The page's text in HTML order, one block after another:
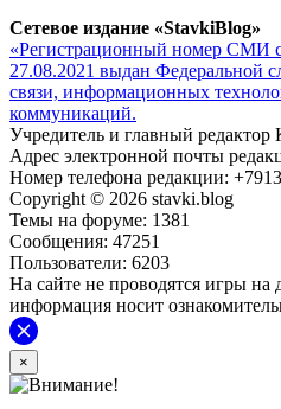
Сетевое издание «StavkiBlog»
«Регистрационный номер СМИ
27.08.2021 выдан Федеральной
связи, информационных
коммуникаций.
Учредитель и главный
Адрес электронной почты
Номер телефона редакции:
Copyright © 2026 stavki.blog
Темы на форуме: 1381
Сообщения: 47251
Пользователи: 6203
На сайте не проводятся игры на
информация носит
×